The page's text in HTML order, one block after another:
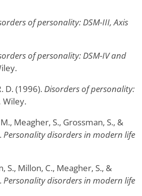
of personality: DSM-III, Axis
of personality: DSM-IV and
D. (1996). Disorders of personality:
Wiley.
Meagher, S., Grossman, S., &
Personality disorders in modern life
S., Millon, C., Meagher, S., &
Personality disorders in modern life